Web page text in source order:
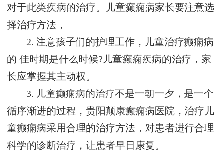
对于此类疾病的治疗。儿童癫痫病家长要注意选
择治疗方法，
2. 注意孩子们的护理工作，儿童治疗癫痫病
的 佳时期是什么时候?儿童癫痫疾病的治疗，家
长应掌握其主动权。
3. 儿童癫痫病的治疗不是一朝一夕，是一个
循序渐进的过程，贵阳颠康癫痫病医院，治疗儿
童癫痫病采用合理的治疗方法，对患者进行合理
科学的诊断治疗，让患者早日康复。